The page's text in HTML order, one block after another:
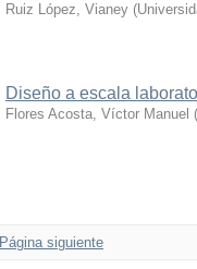
Ruiz López, Vianey (
Diseño a escala
Flores Acosta, Víctor Manuel (
Página siguiente